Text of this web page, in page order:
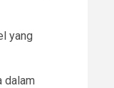
yang
dalam